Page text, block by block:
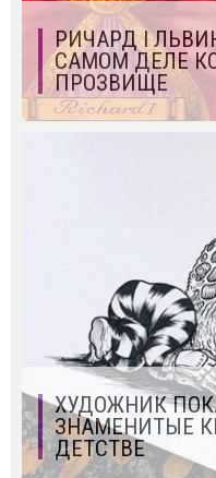
РИЧАРД I
САМОМ ДЕЛЕ
ПРОЗВИЩЕ
ХУДОЖНИК
ЗНАМЕНИТЫЕ
ДЕТСТВЕ